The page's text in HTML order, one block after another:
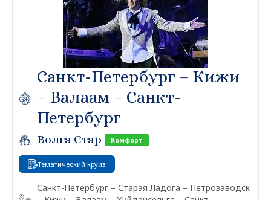
Санкт-Петербург – Кижи
– Валаам – Санкт-
Петербург
Волга Стар Комфорт
Тематический круиз
Санкт-Петербург – Старая Ладога – Петрозаводск